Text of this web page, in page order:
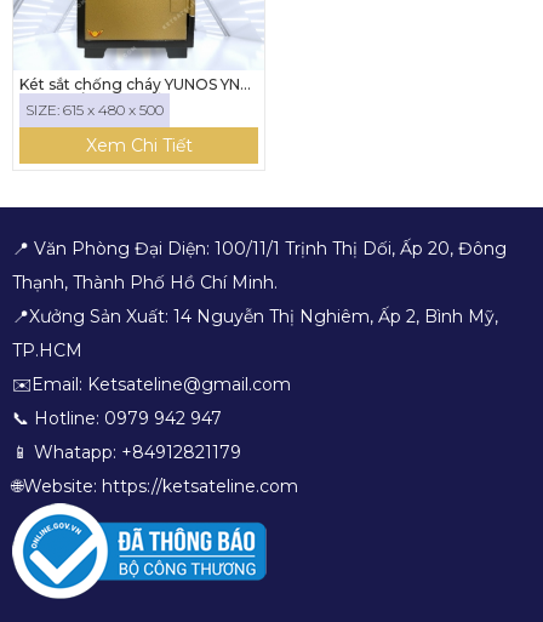
Két sắt chống cháy YUNOS YNS-
SIZE: 615 x 480 x 500
Xem Chi Tiết
📍 Văn Phòng Đại Diện: 100/11/1 Trịnh Thị Dối, Ấp 20, Đông
Thạnh, Thành Phố Hồ Chí Minh.
📍Xưởng Sản Xuất: 14 Nguyễn Thị Nghiêm, Ấp 2, Bình Mỹ,
TP.HCM
✉️Email: Ketsateline@gmail.com
📞 Hotline: 0979 942 947
📱 Whatapp: +84912821179
🌐Website: https://ketsateline.com